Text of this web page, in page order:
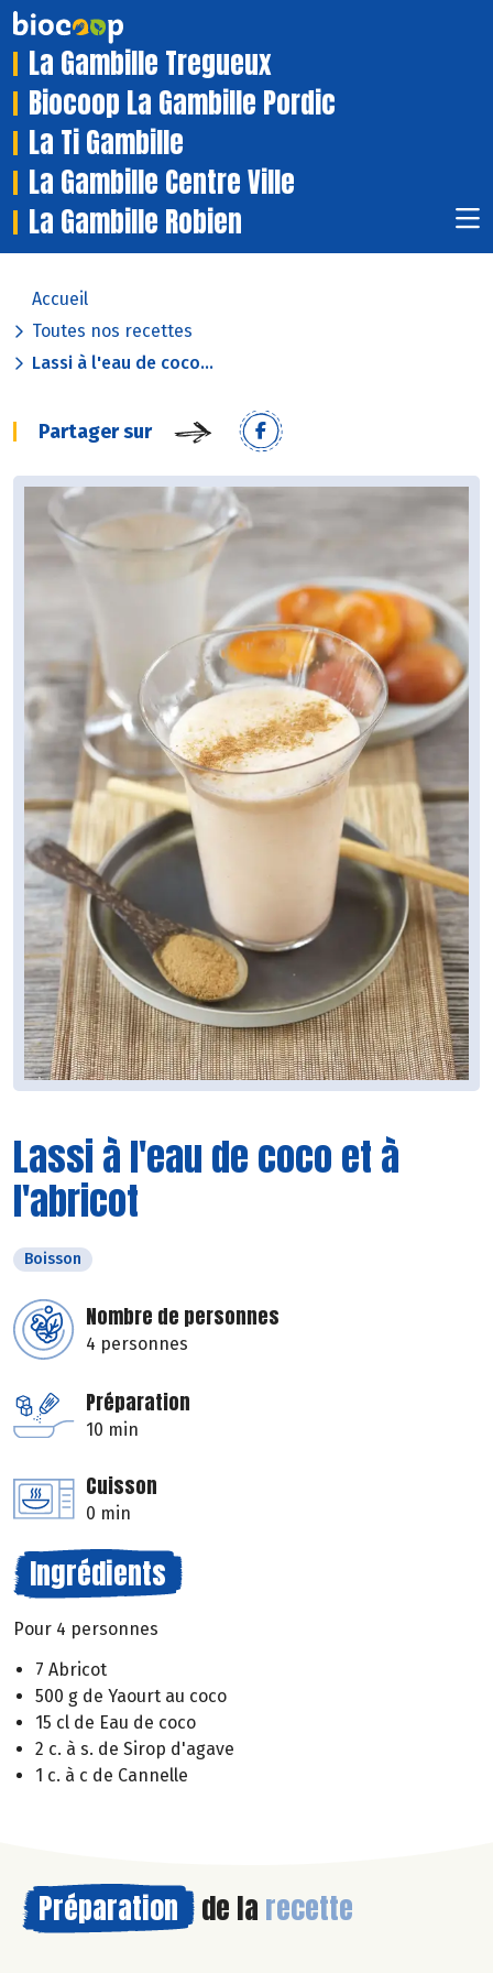
La Gambille Tregueux
Biocoop La Gambille Pordic
La Ti Gambille
La Gambille Centre Ville
La Gambille Robien
Accueil
Toutes nos recettes
Lassi à l'eau de coco...
Partager sur
Lassi à l'eau de coco et à
l'abricot
Boisson
Nombre de personnes
4 personnes
Préparation
10 min
Cuisson
0 min
Ingrédients
Pour 4 personnes
7 Abricot
500 g de Yaourt au coco
15 cl de Eau de coco
2 c. à s. de Sirop d'agave
1 c. à c de Cannelle
Préparation de la recette